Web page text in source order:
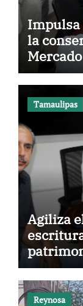
Impulsa
la
Tamaulipas
Agiliza
Reynosa